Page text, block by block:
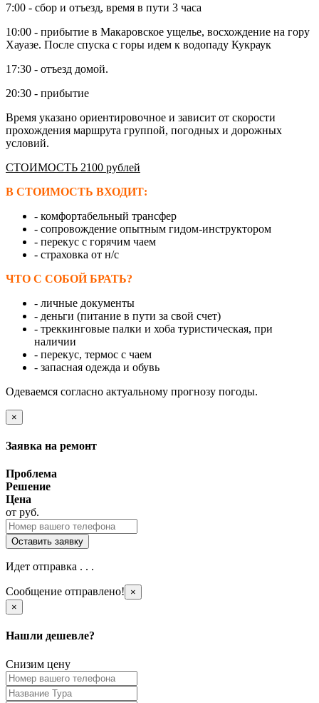
7:00 - сбор и отъезд, время в пути 3 часа
10:00 - прибытие в Макаровское ущелье, восхождение на гору
Хауазе. После спуска с горы идем к водопаду Кукраук
17:30 - отъезд домой.
20:30 - прибытие
Время указано ориентировочное и зависит от скорости
прохождения маршрута группой, погодных и дорожных
условий.
СТОИМОСТЬ 2100 рублей
В СТОИМОСТЬ ВХОДИТ:
- комфортабельный трансфер
- сопровождение опытным гидом-инструктором
- перекус с горячим чаем
- страховка от н/с
ЧТО С СОБОЙ БРАТЬ?
- личные документы
- деньги (питание в пути за свой счет)
- треккинговые палки и хоба туристическая, при
наличии
- перекус, термос с чаем
- запасная одежда и обувь
Одеваемся согласно актуальному прогнозу погоды.
×
Заявка на ремонт
Проблема
Решение
Цена
от руб.
Идет отправка . . .
Сообщение отправлено!
×
×
Нашли дешевле?
Снизим цену